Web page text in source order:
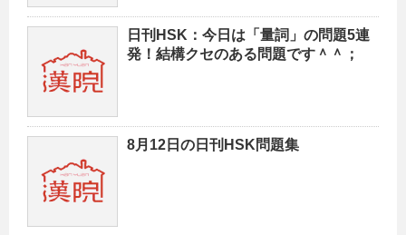
日刊HSK：今日は「量詞」の問題5連
発！結構クセのある問題です＾＾；
8月12日の日刊HSK問題集